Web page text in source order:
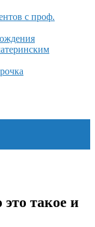
с проф.
такое и